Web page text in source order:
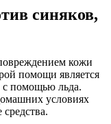
синяков,
кожи
помощи является
с помощью льда.
условиях